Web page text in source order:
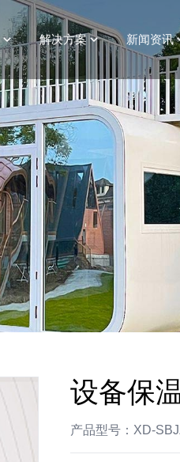
解决方案 新闻资讯
设备保
产品型号：XD-